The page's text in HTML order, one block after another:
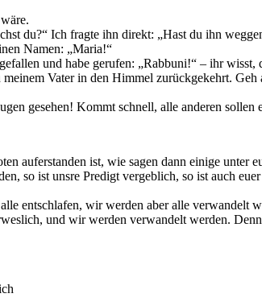
du?“ Ich fragte ihn direkt: „Hast du ihn
Namen: „Maria!“
und habe gerufen: „Rabbuni!“ – ihr
Vater in den Himmel zurückgekehrt.
gesehen! Kommt schnell, alle anderen sollen
auferstanden ist, wie sagen dann einige unter
so ist unsre Predigt vergeblich, so ist auch
entschlafen, wir werden aber alle verwandelt
und wir werden verwandelt werden.